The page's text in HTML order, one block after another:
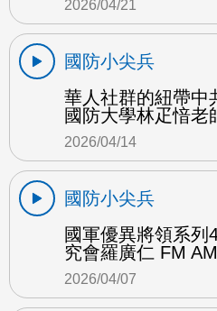
2026/04/21
國防小尖兵
華人社群的紐帶中
國防大學林疋愔老
2026/04/14
國防小尖兵
國軍優異將領系
究會羅廣仁 FM AM
2026/04/07